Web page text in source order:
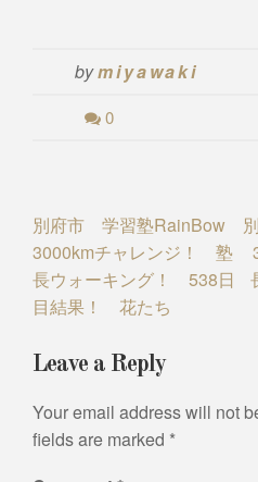
bymiyawaki
0
Post
navigation
別府市 学習塾RainBow
3000kmチャレンジ！ 塾
長ウォーキング！ 538日
目結果！ 花たち
Leave a Reply
Your email address will not
fields are marked *